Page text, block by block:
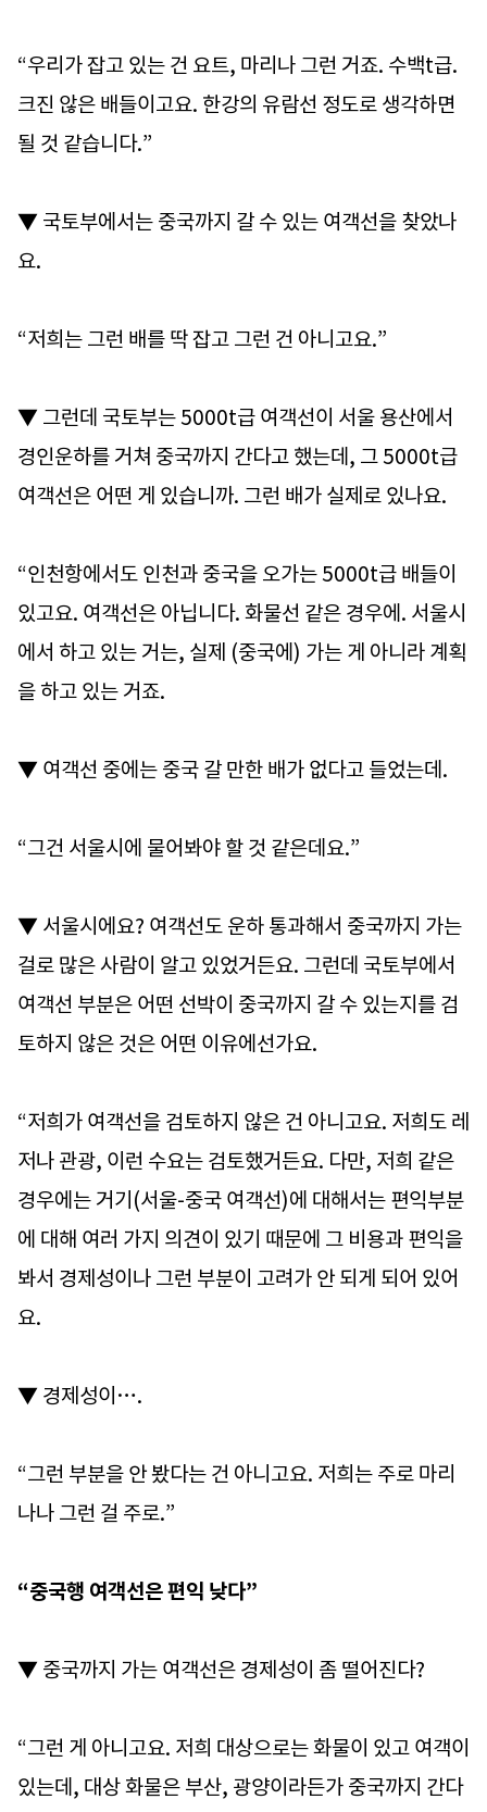
“우리가 잡고 있는 건 요트, 마리나 그런 거죠. 수백t급.
크진 않은 배들이고요. 한강의 유람선 정도로 생각하면
될 것 같습니다.”
▼ 국토부에서는 중국까지 갈 수 있는 여객선을 찾았나
요.
“저희는 그런 배를 딱 잡고 그런 건 아니고요.”
▼ 그런데 국토부는 5000t급 여객선이 서울 용산에서
경인운하를 거쳐 중국까지 간다고 했는데, 그 5000t급
여객선은 어떤 게 있습니까. 그런 배가 실제로 있나요.
“인천항에서도 인천과 중국을 오가는 5000t급 배들이
있고요. 여객선은 아닙니다. 화물선 같은 경우에. 서울시
에서 하고 있는 거는, 실제 (중국에) 가는 게 아니라 계획
을 하고 있는 거죠.
▼ 여객선 중에는 중국 갈 만한 배가 없다고 들었는데.
“그건 서울시에 물어봐야 할 것 같은데요.”
▼ 서울시에요? 여객선도 운하 통과해서 중국까지 가는
걸로 많은 사람이 알고 있었거든요. 그런데 국토부에서
여객선 부분은 어떤 선박이 중국까지 갈 수 있는지를 검
토하지 않은 것은 어떤 이유에선가요.
“저희가 여객선을 검토하지 않은 건 아니고요. 저희도 레
저나 관광, 이런 수요는 검토했거든요. 다만, 저희 같은
경우에는 거기(서울-중국 여객선)에 대해서는 편익부분
에 대해 여러 가지 의견이 있기 때문에 그 비용과 편익을
봐서 경제성이나 그런 부분이 고려가 안 되게 되어 있어
요.
▼ 경제성이….
“그런 부분을 안 봤다는 건 아니고요. 저희는 주로 마리
나나 그런 걸 주로.”
“중국행 여객선은 편익 낮다”
▼ 중국까지 가는 여객선은 경제성이 좀 떨어진다?
“그런 게 아니고요. 저희 대상으로는 화물이 있고 여객이
있는데, 대상 화물은 부산, 광양이라든가 중국까지 간다